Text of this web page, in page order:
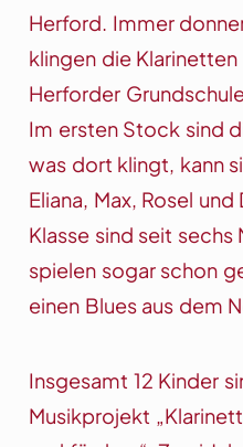
Herford. Immer
klingen die
Herforder
Im ersten Stock sind
was dort klingt, kann
Eliana, Max, Rosel
Klasse sind seit
spielen sogar schon
einen Blues aus dem
Insgesamt 12 Kinder
Musikprojekt